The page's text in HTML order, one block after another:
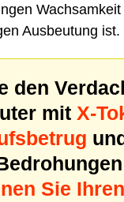
Ausbeutung ist.
den
mit X-
Sie Ihren